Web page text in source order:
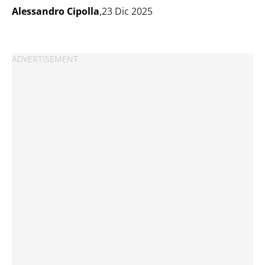
Alessandro Cipolla,23 Dic 2025